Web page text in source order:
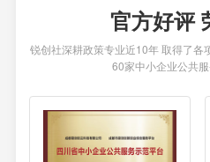
官方好评
锐创社深耕政策专业近10年 取得了各
60家中小企业公共